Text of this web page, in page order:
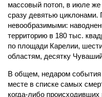
массовый потоп, в июле
сразу девятью циклонами.
невообразимыми:
территорию в 180 тыс.
по площади Карелии,
областям, десятку
В общем, недаром события
месте в списке самых
когда-либо